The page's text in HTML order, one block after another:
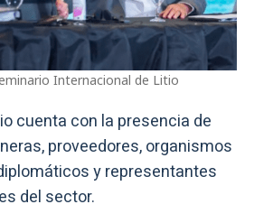
Internacional de Litio
cuenta con la presencia de
proveedores, organismos
y representantes
del sector.